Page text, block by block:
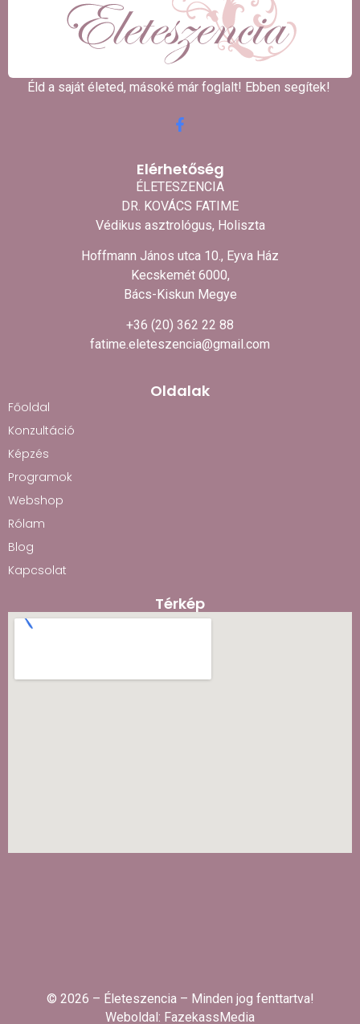
Éld a saját életed, másoké már foglalt! Ebben segítek! ​
Elérhetőség
ÉLETESZENCIA
DR. KOVÁCS FATIME
Védikus asztrológus, Holiszta
Hoffmann János utca 10., Eyva Ház
Kecskemét 6000,
Bács-Kiskun Megye
+36 (20) 362 22 88
fatime.eleteszencia@gmail.com
Oldalak
Főoldal
Konzultáció
Képzés
Programok
Webshop
Rólam
Blog
Kapcsolat
Térkép
© 2026 – Életeszencia – Minden jog fenttartva!
Weboldal: FazekassMedia